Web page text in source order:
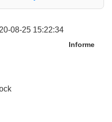
08-25 15:22:34
Informe